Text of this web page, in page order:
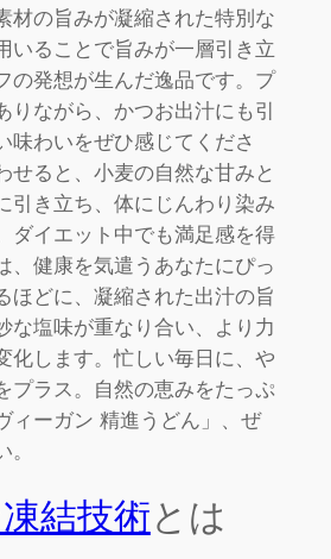
材の旨みが凝縮された特別な
いることで旨みが一層引き立
の発想が生んだ逸品です。プ
りながら、かつお出汁にも引
味わいをぜひ感じてくださ
せると、小麦の自然な甘みと
引き立ち、体にじんわり染み
ダイエット中でも満足感を得
、健康を気遣うあなたにぴっ
ほどに、凝縮された出汁の旨
な塩味が重なり合い、より力
化します。忙しい毎日に、や
プラス。自然の恵みをたっぷ
ィーガン 精進うどん」、ぜ
結技術とは